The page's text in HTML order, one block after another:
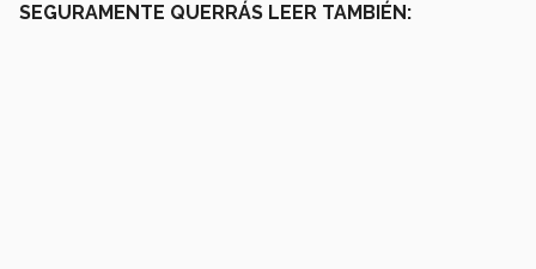
SEGURAMENTE QUERRÁS LEER TAMBIÉN: